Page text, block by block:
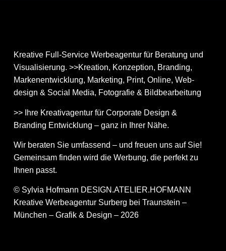
Kreative Full-Service Werbeagentur für Beratung und
Visualisierung. >>Kreation, Konzeption, Branding,
Markenentwicklung, Marketing, Print, Online, Web­
design & Social Media, Fotografie & Bildbear­bei­tung
>> Ihre Kreativagentur für Corporate Design &
Branding Entwicklung – ganz in Ihrer Nähe.
Wir beraten Sie umfassend – und freuen uns auf Sie!
Gemeinsam finden wird die Werbung, die perfekt zu
Ihnen passt.
© Sylvia Hofmann DESIGN.ATELIER.HOFMANN
Kreative Werbeagentur Surberg bei Traunstein –
München – Grafik & Design – 2026